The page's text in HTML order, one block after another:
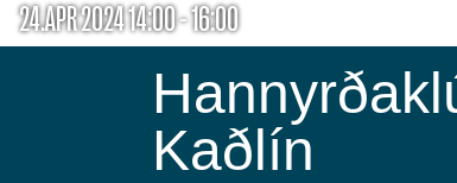
24.APR 2024 14:00 - 16:00
Kaðlín